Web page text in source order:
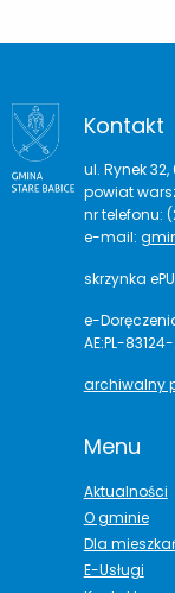
Kontakt
ul. Rynek
powiat
nr telefonu:
e-mail:
skrzynka
e-
AE:PL-
archiwalny
Menu
Aktualności
O gminie
Dla
E-Usługi